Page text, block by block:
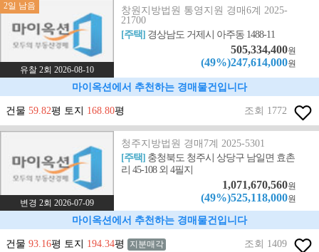
2일 남음
유찰 2회 2026-08-10
창원지방법원 통영지원 경매6계 2025-
21700
[주택] 경상남도 거제시 아주동 1488-11
505,334,400원
(49%)247,614,000원
마이옥션에서 추천하는 경매물건입니다
건물 59.82평 토지 168.80평 조회 1772
변경 2회 2026-07-09
청주지방법원 경매7계 2025-5301
[주택] 충청북도 청주시 상당구 남일면 효촌
리 45-108 외 4필지
1,071,670,560원
(49%)525,118,000원
마이옥션에서 추천하는 경매물건입니다
건물 93.16평 토지 194.34평 지분매각 조회 1409